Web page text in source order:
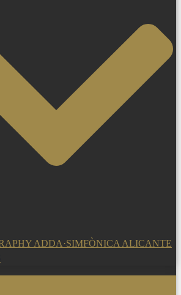
ADDA·SIMFÒNICA ALICANTE